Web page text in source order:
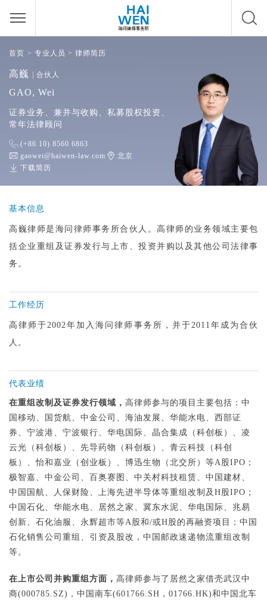
首页 > 专业人员 > 律师简历
高巍 | 合伙人
GAO, Wei
证券业务、兼并与收购、私募股权投资、
常年法律顾问
(+86 10) 8560 6863
gaowei@haiwen-law.com
北京
下载简历
基本信息
高巍律师是海问律师事务所合伙人。高律师的业务领域主要包
括企业重组及证券发行与上市、投资并购以及其他公司法律事
务。
工作经历
高律师于2002年加入海问律师事务所，并于2011年成为合伙
人。
代表业绩
在重组改制及证券发行领域， 高律师参与的项目主要包括：中
国移动、国货航、中金公司、海油发展、华能水电、西部证
券、宁波港、宁波银行、华电国际、晶合集成（科创板）、凌
云光（科创板）、先导药物（科创板）、青云科技（科创
板）、怡和嘉业（创业板）、博迅生物（北交所）等A股IPO；
极智嘉、中金公司、百奥赛图、中关村科技租赁、中国建材、
中国国航、人保财险、上海先进半导体等重组改制及H股IPO；
中国石化、华能水电、居然之家、冀东水泥、华电国际、兆易
创新、石化油服、永辉超市等A股和/或H股的再融资项目；中国
石化销售公司重组、引资及股改，中国邮政速递物流重组改制
等。
在上市公司并购重组方面， 高律师参与了居然之家借壳武汉中
商(000785.SZ)，中国南车(601766.SH，01766.HK)和中国北车